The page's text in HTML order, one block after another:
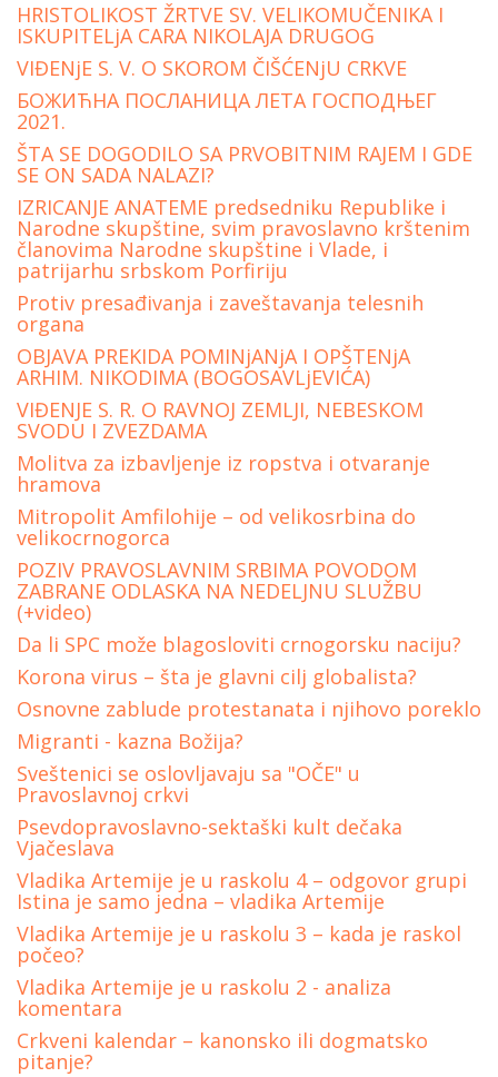
HRISTOLIKOST ŽRTVE SV. VELIKOMUČENIKA I
ISKUPITELjA CARA NIKOLAJA DRUGOG
VIĐENjE S. V. O SKOROM ČIŠĆENjU CRKVE
БОЖИЋНА ПОСЛАНИЦА ЛЕТА ГОСПОДЊЕГ
2021.
ŠTA SE DOGODILO SA PRVOBITNIM RAJEM I GDE
SE ON SADA NALAZI?
IZRICANJE ANATEME predsedniku Republike i
Narodne skupštine, svim pravoslavno krštenim
članovima Narodne skupštine i Vlade, i
patrijarhu srbskom Porfiriju
Protiv presađivanja i zaveštavanja telesnih
organa
OBJAVA PREKIDA POMINjANjA I OPŠTENjA
ARHIM. NIKODIMA (BOGOSAVLjEVIĆA)
VIĐENJE S. R. O RAVNOJ ZEMLJI, NEBESKOM
SVODU I ZVEZDAMA
Molitva za izbavljenje iz ropstva i otvaranje
hramova
Mitropolit Amfilohije – od velikosrbina do
velikocrnogorca
POZIV PRAVOSLAVNIM SRBIMA POVODOM
ZABRANE ODLASKA NA NEDELJNU SLUŽBU
(+video)
Da li SPC može blagosloviti crnogorsku naciju?
Korona virus – šta je glavni cilj globalista?
Osnovne zablude protestanata i njihovo poreklo
Migranti - kazna Božija?
Sveštenici se oslovljavaju sa "OČE" u
Pravoslavnoj crkvi
Psevdopravoslavno-sektaški kult dečaka
Vjačeslava
Vladika Artemije je u raskolu 4 – odgovor grupi
Istina je samo jedna – vladika Artemije
Vladika Artemije je u raskolu 3 – kada je raskol
počeo?
Vladika Аrtemije je u raskolu 2 - analiza
komentara
Crkveni kalendar – kanonsko ili dogmatsko
pitanje?